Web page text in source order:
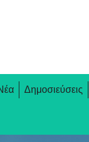
Δημοσιεύσεις